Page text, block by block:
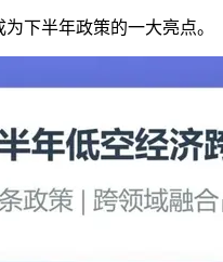
下半年政策的一大亮点。